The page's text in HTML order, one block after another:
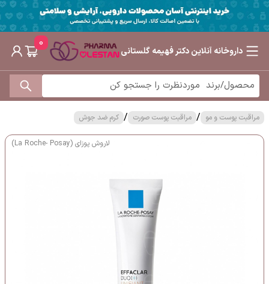
داروخانه آنلاین دکتر فهیمه گلستانی
0
مراقبت پوست و مو / مراقبت پوست صورت / کرم ضد جوش
لاروش پوزای (La Roche- Posay)